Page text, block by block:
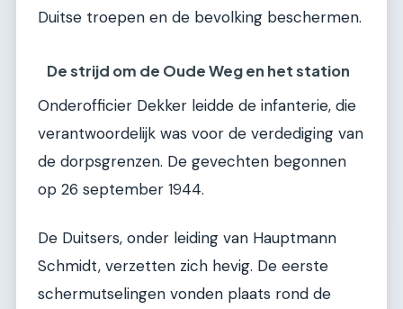
Duitse troepen en de bevolking beschermen.
De strijd om de Oude Weg en het station
Onderofficier Dekker leidde de infanterie, die
verantwoordelijk was voor de verdediging van
de dorpsgrenzen. De gevechten begonnen
op 26 september 1944.
De Duitsers, onder leiding van Hauptmann
Schmidt, verzetten zich hevig. De eerste
schermutselingen vonden plaats rond de